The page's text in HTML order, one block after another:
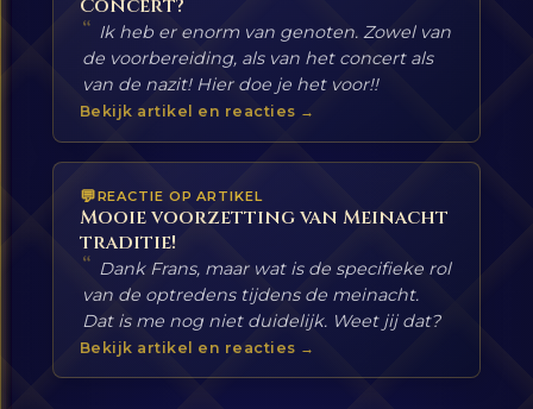
Concert?
“
de voorbereiding, als van het concert als
van de nazit! Hier doe je het voor!!
Bekijk artikel en reacties →
REACTIE OP ARTIKEL
Mooie voorzetting van Meinacht
traditie!
“
van de optredens tijdens de meinacht.
Dat is me nog niet duidelijk. Weet jij dat?
Bekijk artikel en reacties →